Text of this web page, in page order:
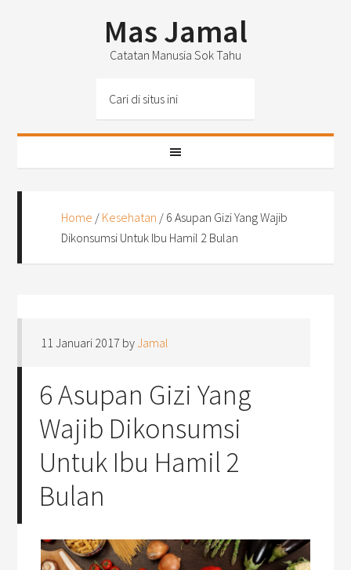
Mas Jamal
Catatan Manusia Sok Tahu
Home / Kesehatan / 6 Asupan Gizi Yang Wajib
Dikonsumsi Untuk Ibu Hamil 2 Bulan
11 Januari 2017 byJamal
6 Asupan Gizi Yang
Wajib Dikonsumsi
Untuk Ibu Hamil 2
Bulan